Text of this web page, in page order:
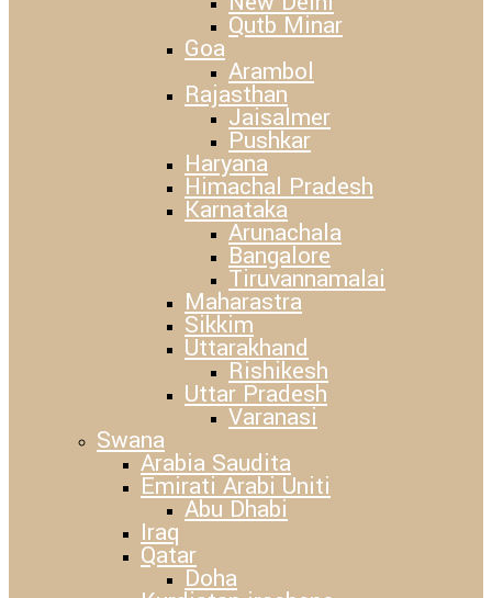
Qutb Minar
Goa
Arambol
Rajasthan
Jaisalmer
Pushkar
Haryana
Himachal Pradesh
Karnataka
Arunachala
Bangalore
Tiruvannamalai
Maharastra
Sikkim
Uttarakhand
Rishikesh
Uttar Pradesh
Varanasi
Swana
Arabia Saudita
Emirati Arabi Uniti
Abu Dhabi
Iraq
Qatar
Doha